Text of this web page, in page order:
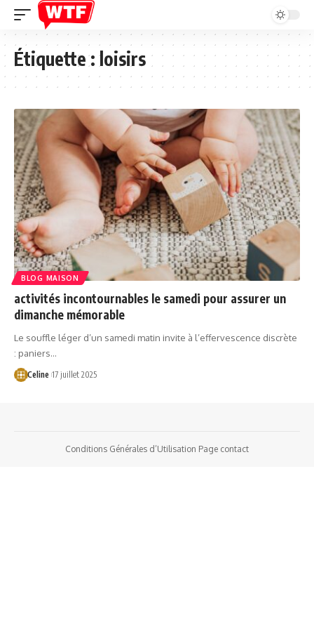
Étiquette :loisirs
BLOG MAISON
activités incontournables le samedi pour assurer un
dimanche mémorable
Le souffle léger d’un samedi matin invite à l’effervescence discrète
: paniers…
Celine 17 juillet 2025
Conditions Générales d’Utilisation Page contact